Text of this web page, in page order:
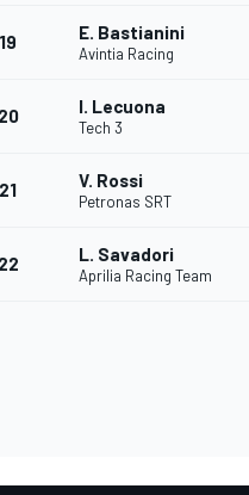
19 E. Bastianini
Avintia Racing
20 I. Lecuona
Tech 3
21 V. Rossi
Petronas SRT
22 L. Savadori
Aprilia Racing Team